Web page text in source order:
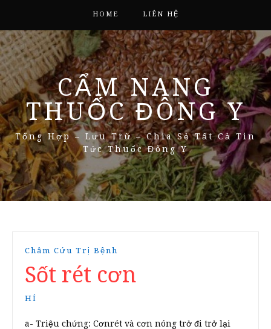
HOME LIÊN HỆ
CẨM NANG
THUỐC ĐÔNG Y
Tổng Hợp – Lưu Trữ – Chia Sẻ Tất Cả Tin
Tức Thuốc Đông Y
Châm Cứu Trị Bệnh
Sốt rét cơn
HÍ
a- Triệu chứng: Cơnrét và cơn nóng trở đi trở lại